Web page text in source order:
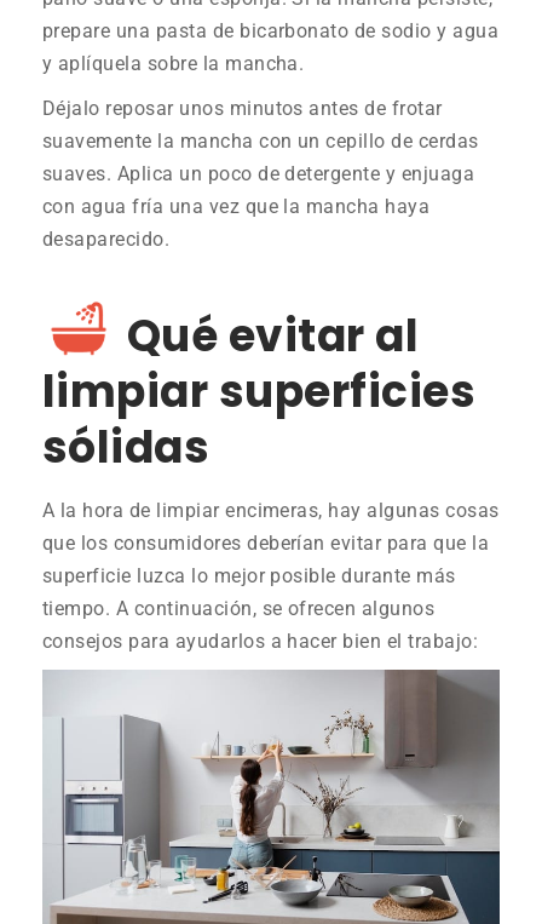
prepare una pasta de bicarbonato de sodio y agua
y aplíquela sobre la mancha.
Déjalo reposar unos minutos antes de frotar
suavemente la mancha con un cepillo de cerdas
suaves. Aplica un poco de detergente y enjuaga
con agua fría una vez que la mancha haya
desaparecido.
Qué evitar al
limpiar superficies
sólidas
A la hora de limpiar encimeras, hay algunas cosas
que los consumidores deberían evitar para que la
superficie luzca lo mejor posible durante más
tiempo. A continuación, se ofrecen algunos
consejos para ayudarlos a hacer bien el trabajo: